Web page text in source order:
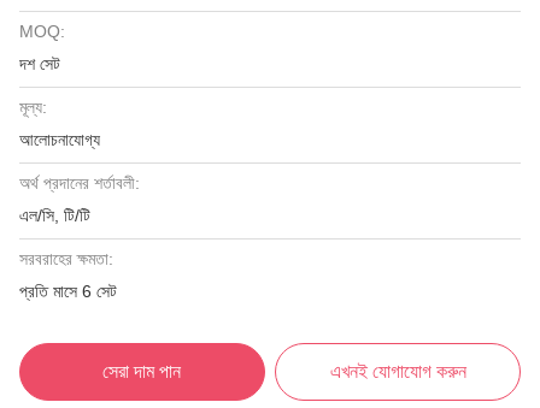
MOQ:
দশ সেট
মূল্য:
আলোচনাযোগ্য
অর্থ প্রদানের শর্তাবলী:
এল/সি, টি/টি
সরবরাহের ক্ষমতা:
প্রতি মাসে 6 সেট
সেরা দাম পান এখনই যোগাযোগ করুন